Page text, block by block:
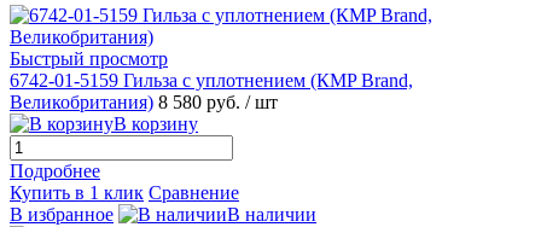
Быстрый просмотр
6742-01-5159 Гильза с уплотнением (КMP Brand,
Великобритания) 8 580 руб. / шт
В корзину
Подробнее
Купить в 1 клик Сравнение
В избранное
В наличии